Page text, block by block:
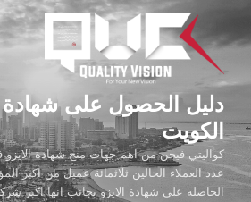
المحتوى
دليل الحصول على شهادة
الكويت
كواليتي فيجن من اهم جهات منح شهادة
عدد العملاء الحالين ثلاثمائة عميل من اكبر
الحاصله على شهادة الايزو بجانب انها اكبر